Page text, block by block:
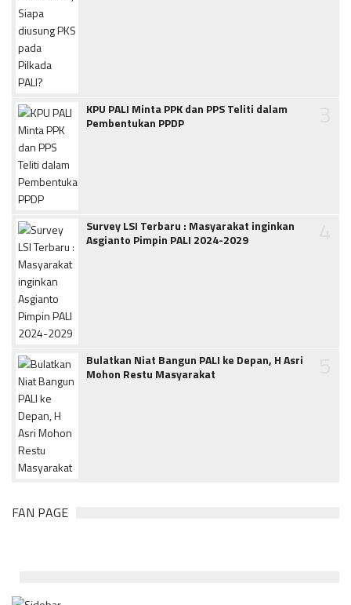
KPU PALI Minta PPK dan PPS Teliti dalam
Pembentukan PPDP
Survey LSI Terbaru : Masyarakat inginkan
Asgianto Pimpin PALI 2024-2029
Bulatkan Niat Bangun PALI ke Depan, H Asri
Mohon Restu Masyarakat
FAN PAGE